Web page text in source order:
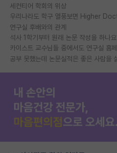
세컨티어 학회의 위상
연구실 후배와의 관계
석사 1학기부터 원래 논문 작성을 하나
공부 못했는데 논문실적은 좋은 사람을